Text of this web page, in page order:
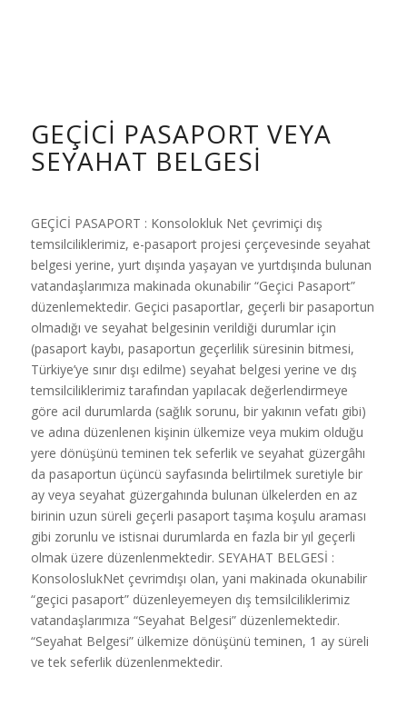
GEÇICI PASAPORT VEYA
SEYAHAT BELGESI
GEÇİCİ PASAPORT : Konsolokluk Net çevrimiçi dış
temsilciliklerimiz, e-pasaport projesi çerçevesinde seyahat
belgesi yerine, yurt dışında yaşayan ve yurtdışında bulunan
vatandaşlarımıza makinada okunabilir “Geçici Pasaport”
düzenlemektedir. Geçici pasaportlar, geçerli bir pasaportun
olmadığı ve seyahat belgesinin verildiği durumlar için
(pasaport kaybı, pasaportun geçerlilik süresinin bitmesi,
Türkiye’ye sınır dışı edilme) seyahat belgesi yerine ve dış
temsilciliklerimiz tarafından yapılacak değerlendirmeye
göre acil durumlarda (sağlık sorunu, bir yakının vefatı gibi)
ve adına düzenlenen kişinin ülkemize veya mukim olduğu
yere dönüşünü teminen tek seferlik ve seyahat güzergâhı
da pasaportun üçüncü sayfasında belirtilmek suretiyle bir
ay veya seyahat güzergahında bulunan ülkelerden en az
birinin uzun süreli geçerli pasaport taşıma koşulu araması
gibi zorunlu ve istisnai durumlarda en fazla bir yıl geçerli
olmak üzere düzenlenmektedir. SEYAHAT BELGESİ :
KonsoloslukNet çevrimdışı olan, yani makinada okunabilir
“geçici pasaport” düzenleyemeyen dış temsilciliklerimiz
vatandaşlarımıza “Seyahat Belgesi” düzenlemektedir.
“Seyahat Belgesi” ülkemize dönüşünü teminen, 1 ay süreli
ve tek seferlik düzenlenmektedir.